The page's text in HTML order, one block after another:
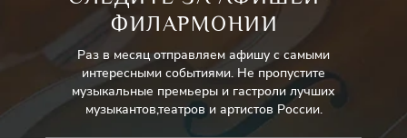
ФИЛАРМОНИИ
Раз в месяц отправляем афишу с самыми
интересными событиями. Не пропустите
музыкальные премьеры и гастроли лучших
музыкантов,театров и артистов России.